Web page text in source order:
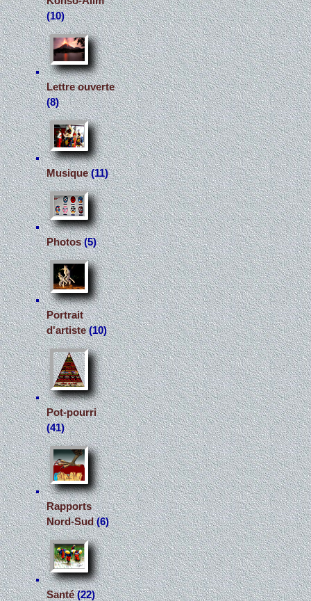
(10)
Lettre ouverte
(8)
Musique(11)
Photos(5)
Portrait
d'artiste(10)
Pot-pourri
(41)
Rapports
Nord-Sud(6)
Santé(22)